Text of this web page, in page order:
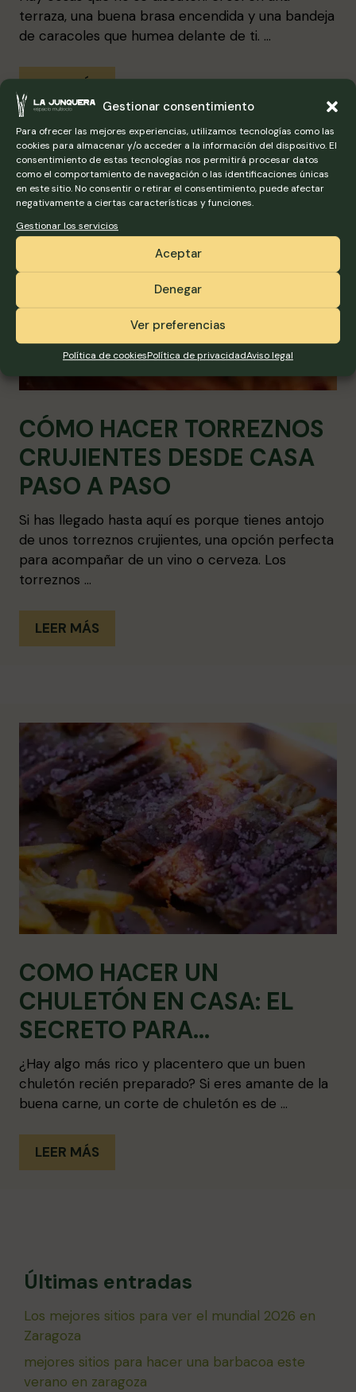
Gestionar consentimiento
Para ofrecer las mejores experiencias, utilizamos tecnologías como las
cookies para almacenar y/o acceder a la información del dispositivo. El
consentimiento de estas tecnologías nos permitirá procesar datos
como el comportamiento de navegación o las identificaciones únicas
en este sitio. No consentir o retirar el consentimiento, puede afectar
negativamente a ciertas características y funciones.
Gestionar los servicios
Aceptar
Denegar
Ver preferencias
Política de cookiesPolítica de privacidadAviso legal
terraza, una buena brasa encendida y una bandeja
de caracoles que humea delante de ti. …
LEER MÁS
CÓMO HACER TORREZNOS
CRUJIENTES DESDE CASA
PASO A PASO
Si has llegado hasta aquí es porque tienes antojo
de unos torreznos crujientes, una opción perfecta
para acompañar de un vino o cerveza. Los
torreznos …
LEER MÁS
COMO HACER UN
CHULETÓN EN CASA: EL
SECRETO PARA
PREPARARLO PERFECTO
¿Hay algo más rico y placentero que un buen
chuletón recién preparado? Si eres amante de la
buena carne, un corte de chuletón es de …
LEER MÁS
Últimas entradas
Los mejores sitios para ver el mundial 2026 en
Zaragoza
mejores sitios para hacer una barbacoa este
verano en zaragoza